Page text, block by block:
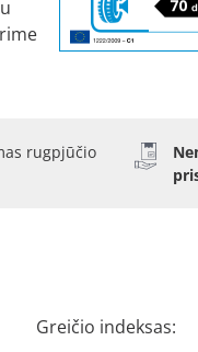
rugpjūčio
Greičio indeksas: